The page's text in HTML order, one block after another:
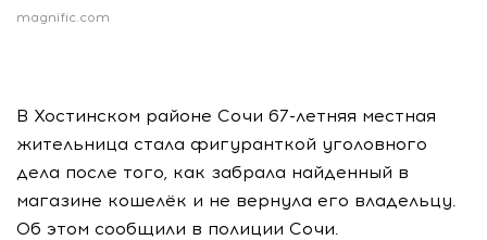
magnific.com
В Хостинском районе Сочи 67-летняя местная
жительница стала фигуранткой уголовного
дела после того, как забрала найденный в
магазине кошелёк и не вернула его владельцу.
Об этом сообщили в полиции Сочи.